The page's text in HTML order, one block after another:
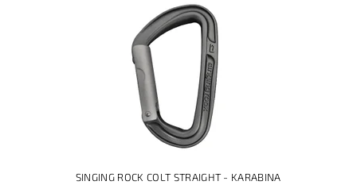
SINGING ROCK COLT STRAIGHT - KARABINA